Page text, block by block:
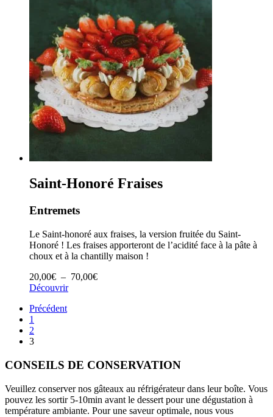
56,00€
Saint-Honoré Fraises
Entremets
Le Saint-honoré aux fraises, la version fruitée du Saint-
Honoré ! Les fraises apporteront de l’acidité face à la pâte à
choux et à la chantilly maison !
20,00€ – 70,00€Plage
Découvrir
Précédent
1
2
3
CONSEILS DE CONSERVATION
Veuillez conserver nos gâteaux au réfrigérateur dans leur boîte. Vous
pouvez les sortir 5-10min avant le dessert pour une dégustation à
température ambiante. Pour une saveur optimale, nous vous